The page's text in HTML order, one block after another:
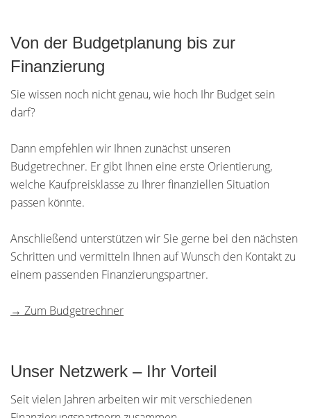
Von der Budgetplanung bis zur
Finanzierung
Sie wissen noch nicht genau, wie hoch Ihr Budget sein
darf?
Dann empfehlen wir Ihnen zunächst unseren
Budgetrechner. Er gibt Ihnen eine erste Orientierung,
welche Kaufpreisklasse zu Ihrer finanziellen Situation
passen könnte.
Anschließend unterstützen wir Sie gerne bei den nächsten
Schritten und vermitteln Ihnen auf Wunsch den Kontakt zu
einem passenden Finanzierungspartner.
→ Zum Budgetrechner
Unser Netzwerk – Ihr Vorteil
Seit vielen Jahren arbeiten wir mit verschiedenen